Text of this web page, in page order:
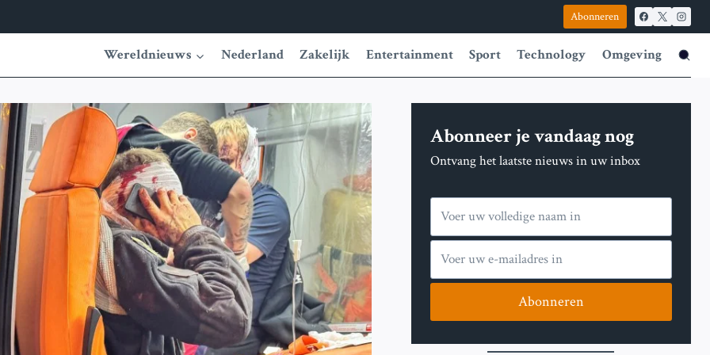
Abonneren
Wereldnieuws Nederland Zakelijk Entertainment Sport Technology Omgeving
Abonneer je vandaag nog
Ontvang het laatste nieuws in uw inbox
Abonneren